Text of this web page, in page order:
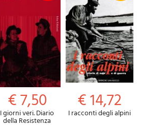
€ 7,50
I giorni veri. Diario
della Resistenza
€ 14,72
I racconti degli alpini